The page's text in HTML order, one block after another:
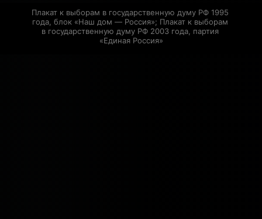
Плакат к выборам в государственную думу РФ 1995
года, блок «Наш дом — Россия»; Плакат к выборам
в государственную думу РФ 2003 года, партия
«Единая Россия»